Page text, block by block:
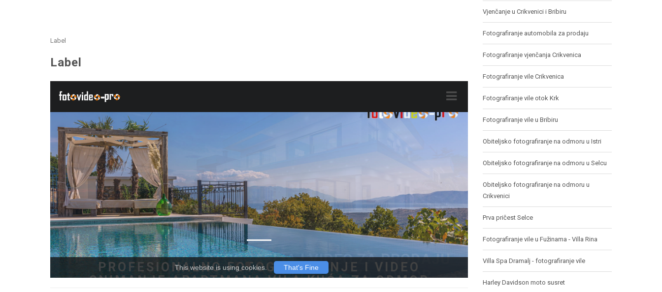
Label
Label
Vjenčanje u Crikvenici i Bribiru
Fotografiranje automobila za prodaju
Fotografiranje vjenčanja Crikvenica
Fotografiranje vile Crikvenica
Fotografiranje vile otok Krk
Fotografiranje vile u Bribiru
Obiteljsko fotografiranje na odmoru u Istri
Obiteljsko fotografiranje na odmoru u Selcu
Obiteljsko fotografiranje na odmoru u
Crikvenici
Prva pričest Selce
Fotografiranje vile u Fužinama - Villa Rina
Villa Spa Dramalj - fotografiranje vile
Harley Davidson moto susret